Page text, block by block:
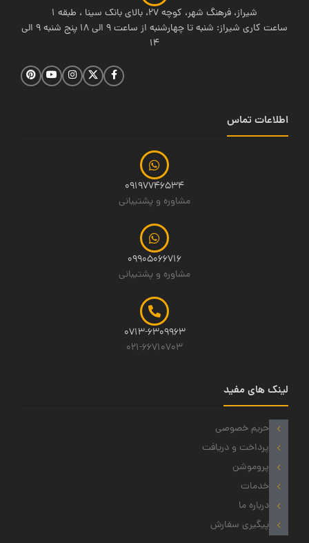
شیراز، فرهنگ شهر، کوچه 27، بالای بانک سینا ، طبقه 1
ساعت کاری شیراز: شنبه تا چهارشنبه از ساعت 9 الی 18 پنج شنبه 9 الی
14
اطلاعات تماس
09197746534
مشاوره و پشتیبانی
09905066716
مشاوره و پشتیبانی
0713-6309963
021-66710703
لینک های مفید
حریم خصوصی
پرداخت و دریافت
پروموشن
خدمات
درباره ما
پیگیری سفارش